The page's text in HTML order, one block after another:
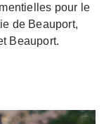
pour le
de Beauport,
Beauport.